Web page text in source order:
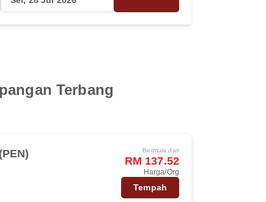
Terbang
Bermula dari
RM 137.52
Harga/Org
Tempah